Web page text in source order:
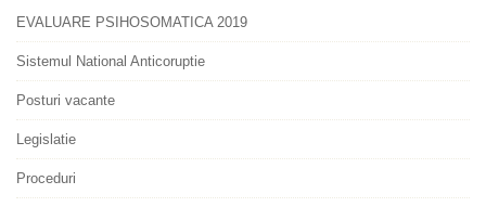
EVALUARE PSIHOSOMATICA 2019
Sistemul National Anticoruptie
Posturi vacante
Legislatie
Proceduri